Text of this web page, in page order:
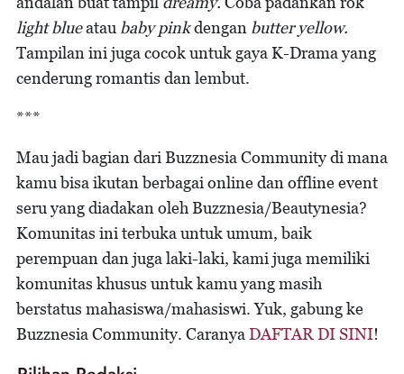
light blueatau baby pinkdengan butter yellow.
Tampilan ini juga cocok untuk gaya K-Drama yang
cenderung romantis dan lembut.
***
Mau jadi bagian dari Buzznesia Community di mana
kamu bisa ikutan berbagai online dan offline event
seru yang diadakan oleh Buzznesia/Beautynesia?
Komunitas ini terbuka untuk umum, baik
perempuan dan juga laki-laki, kami juga memiliki
komunitas khusus untuk kamu yang masih
berstatus mahasiswa/mahasiswi. Yuk, gabung ke
Buzznesia Community. Caranya DAFTAR DI SINI!